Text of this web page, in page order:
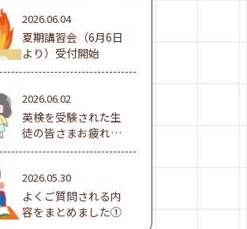
2026.06.04
夏期講習会（6月6日
より）受付開始
2026.06.02
英検を受験された生
徒の皆さまお疲れ様
でした！
2026.05.30
よくご質問される内
容をまとめました①